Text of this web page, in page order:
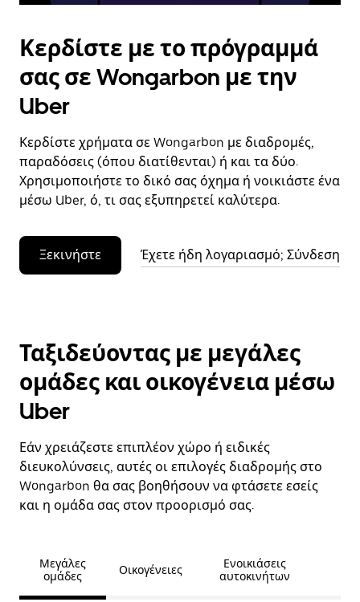
Κερδίστε με το πρόγραμμά
σας σε Wongarbon με την
Uber
Κερδίστε χρήματα σε Wongarbon με διαδρομές,
παραδόσεις (όπου διατίθενται) ή και τα δύο.
Χρησιμοποιήστε το δικό σας όχημα ή νοικιάστε ένα
μέσω Uber, ό, τι σας εξυπηρετεί καλύτερα.
Ξεκινήστε Έχετε ήδη λογαριασμό; Σύνδεση
Ταξιδεύοντας με μεγάλες
ομάδες και οικογένεια μέσω
Uber
Εάν χρειάζεστε επιπλέον χώρο ή ειδικές
διευκολύνσεις, αυτές οι επιλογές διαδρομής στο
Wongarbon θα σας βοηθήσουν να φτάσετε εσείς
και η ομάδα σας στον προορισμό σας.
Μεγάλες
ομάδες
Οικογένειες
Ενοικιάσεις
αυτοκινήτων